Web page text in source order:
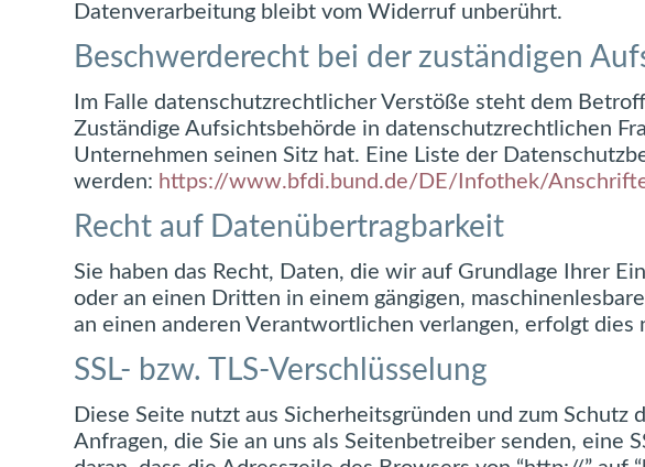
Datenverarbeitung bleibt vom Widerruf unberührt.
Beschwerderecht bei der zuständigen
Im Falle datenschutzrechtlicher Verstöße steht dem
Zuständige Aufsichtsbehörde in datenschutzrechtlichen
Unternehmen seinen Sitz hat. Eine Liste der
werden: https://www.bfdi.bund.de/DE/Infothek/
Recht auf Datenübertragbarkeit
Sie haben das Recht, Daten, die wir auf Grundlage Ihrer
oder an einen Dritten in einem gängigen,
an einen anderen Verantwortlichen verlangen, erfolgt dies
SSL- bzw. TLS-Verschlüsselung
Diese Seite nutzt aus Sicherheitsgründen und zum
Anfragen, die Sie an uns als Seitenbetreiber senden, eine